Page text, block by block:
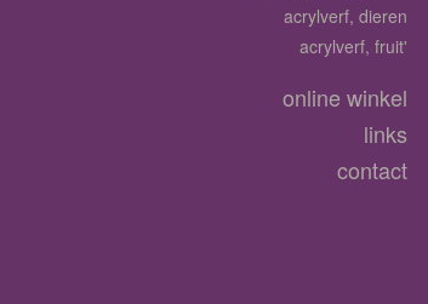
acrylverf, dieren
acrylverf, fruit'
online winkel
links
contact